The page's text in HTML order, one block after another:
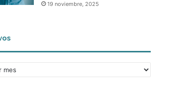
19 noviembre, 2025